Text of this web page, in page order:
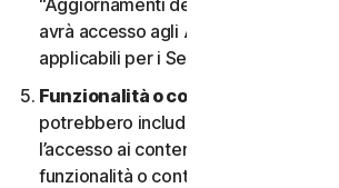
“Aggiornamenti dei contenuti”. In tal
avrà accesso agli Aggiornamenti dei
applicabili per i Servizi durante il
Funzionalità o contenuti di terzi.
potrebbero includere funzionalità di
l’accesso ai contenuti di un sito Web
funzionalità o contenuti possono